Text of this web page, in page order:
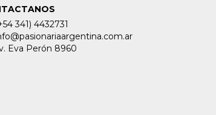
341) 4432731
Eva Perón 8960